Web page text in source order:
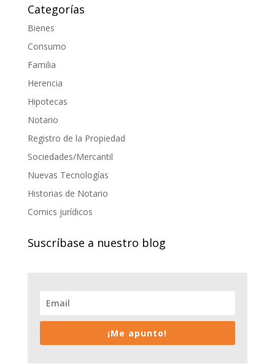
Categorías
Bienes
Consumo
Familia
Herencia
Hipotecas
Notario
Registro de la Propiedad
Sociedades/Mercantil
Nuevas Tecnologías
Historias de Notario
Comics jurídicos
Suscríbase a nuestro blog
¡Me apunto!